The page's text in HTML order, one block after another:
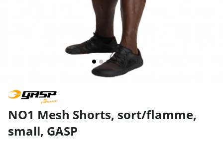
NO1 Mesh Shorts, sort/flamme,
small, GASP